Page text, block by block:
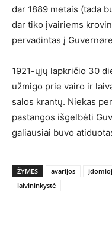
dar 1889 metais (tada
dar tiko įvairiems
pervadintas į
1921-ųjų lapkričio 30
užmigo prie vairo ir
salos krantų. Niekas
pastangos išgelbėti
galiausiai buvo
ŽYMĖS avarijos
laivininkystė